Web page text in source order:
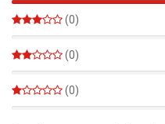
50%
(0)
(0)
(0)